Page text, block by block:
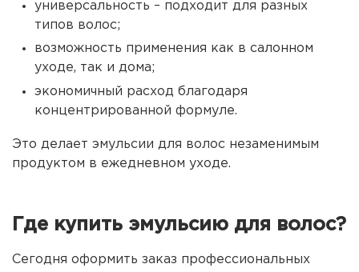
универсальность – подходит для разных
типов волос;
возможность применения как в салонном
уходе, так и дома;
экономичный расход благодаря
концентрированной формуле.
Это делает эмульсии для волос незаменимым
продуктом в ежедневном уходе.
Где купить эмульсию для волос?
Сегодня оформить заказ профессиональных